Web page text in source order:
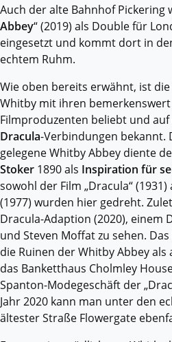
Auch der alte Bahnhof Pickering
Abbey“ (2019) als Double für
eingesetzt und kommt dort in
echtem Ruhm.
Wie oben bereits erwähnt, ist
Whitby mit ihren
Filmproduzenten beliebt und
Dracula-Verbindungen bekannt.
gelegene Whitby Abbey diente
Stoker 1890 als Inspiration für
sowohl der Film „Dracula“
(1977) wurden hier gedreht.
Dracula-Adaption (2020), einem
und Steven Moffat zu sehen.
die Ruinen der Whitby Abbey
das Banketthaus Cholmley
Spanton-Modegeschäft der
Jahr 2020 kann man unter den
ältester Straße Flowergate